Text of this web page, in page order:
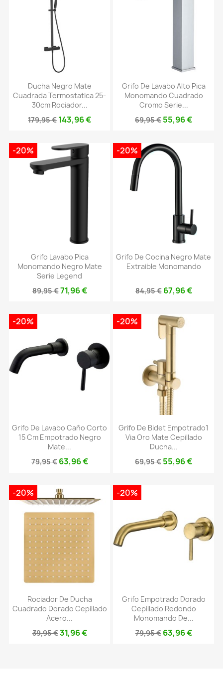
Ducha Negro Mate
Cuadrada Termostatica 25-
30cm Rociador...
179,95 € 143,96 €
Grifo De Lavabo Alto Pica
Monomando Cuadrado
Cromo Serie...
69,95 € 55,96 €
Grifo Lavabo Pica
Monomando Negro Mate
Serie Legend
89,95 €71,96 €
-20%
Grifo De Cocina Negro Mate
Extraible Monomando
84,95 € 67,96 €
-20%
Grifo De Lavabo Caño Corto
15 Cm Empotrado Negro
Mate...
79,95 € 63,96 €
-20%
Grifo De Bidet Empotrado1
Via Oro Mate Cepillado
Ducha...
69,95 € 55,96 €
-20%
Rociador De Ducha
Cuadrado Dorado Cepillado
Acero...
39,95 €31,96 €
-20%
Grifo Empotrado Dorado
Cepillado Redondo
Monomando De...
79,95 € 63,96 €
-20%